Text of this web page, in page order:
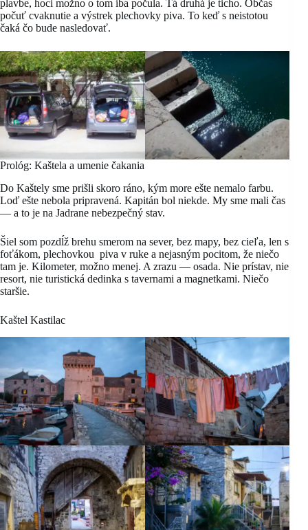
plavbe, hoci možno o tom iba počula. Tá druhá je ticho. Občas
počuť cvaknutie a výstrek plechovky piva. To keď s neistotou
čaká čo bude nasledovať.
Prológ: Kaštela a umenie čakania
Do Kaštely sme prišli skoro ráno, kým more ešte nemalo farbu.
Loď ešte nebola pripravená. Kapitán bol niekde. My sme mali čas
— a to je na Jadrane nebezpečný stav.
Šiel som pozdĺž brehu smerom na sever, bez mapy, bez cieľa, len s
foťákom, plechovkou piva v ruke a nejasným pocitom, že niečo
tam je. Kilometer, možno menej. A zrazu — osada. Nie prístav, nie
resort, nie turistická dedinka s tavernami a magnetkami. Niečo
staršie.
Kaštel Kastilac